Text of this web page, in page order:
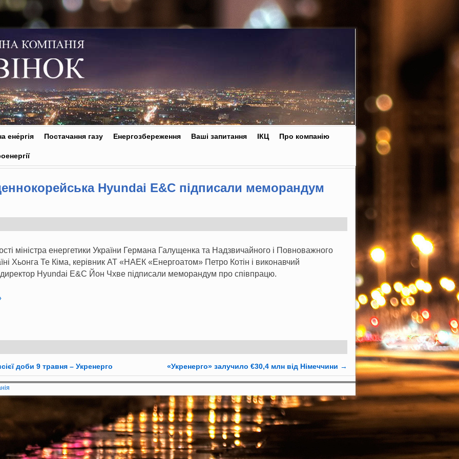
ене́ргія Постачання газу Енергозбереження Ваші запитання ІКЦ Про компанію
Hyundai E&C підписали меморандум
міністра енергетики України Германа Галущенка та Надзвичайного і Повноважного
Хьонга Те Кіма, керівник АТ «НАЕК «Енергоатом» Петро Котін і виконавчий
директор Hyundai E&C Йон Чхве підписали меморандум про співпрацю.
доби 9 травня – Укренерго ​​«Укренерго» залучило €30,4 млн від Німеччини →